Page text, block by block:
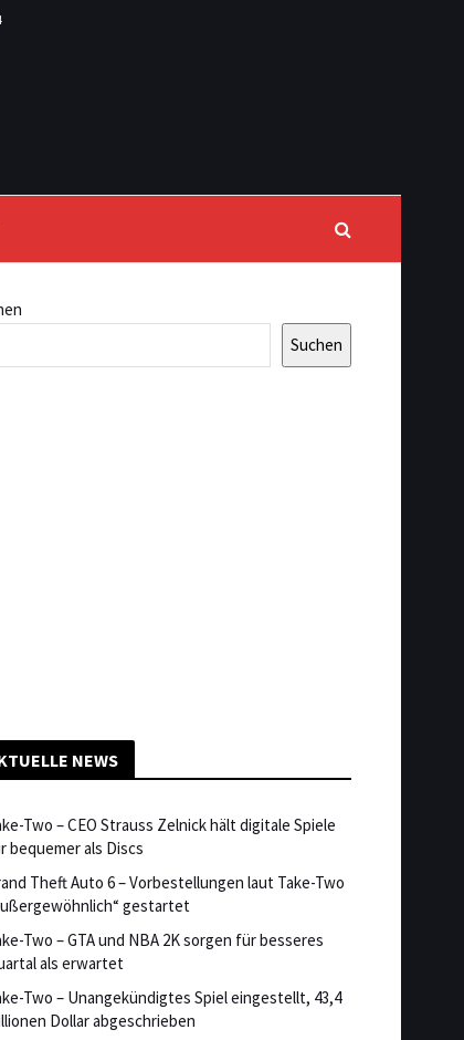
Suchen
NEWS
Two – CEO Strauss Zelnick hält digitale Spiele
bequemer als Discs
Theft Auto 6 – Vorbestellungen laut Take-Two
gestartet
Two – GTA und NBA 2K sorgen für besseres
als erwartet
Two – Unangekündigtes Spiel eingestellt, 43,4
Dollar abgeschrieben